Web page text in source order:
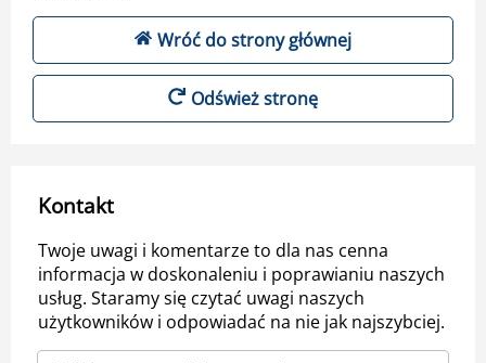
Wróć do strony głównej
Odśwież stronę
Kontakt
Twoje uwagi i komentarze to dla nas cenna
informacja w doskonaleniu i poprawianiu naszych
usług. Staramy się czytać uwagi naszych
użytkowników i odpowiadać na nie jak najszybciej.